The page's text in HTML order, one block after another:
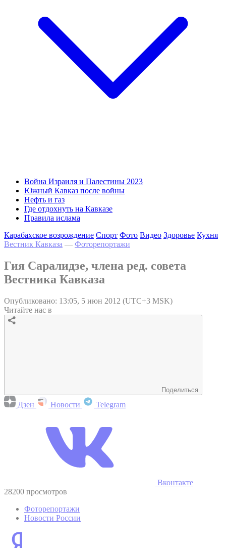
Война Израиля и Палестины 2023
Южный Кавказ после войны
Нефть и газ
Где отдохнуть на Кавказе
Правила ислама
Карабахское возрождение Спорт Фото Видео Здоровье Кухня
Вестник Кавказа — Фоторепортажи
Гия Саралидзе, члена ред. совета
Вестника Кавказа
Опубликовано: 13:05, 5 июн 2012 (UTC+3 MSK)
Читайте нас в
Поделиться
Дзен Новости Telegram
Вконтакте
28200 просмотров
Фоторепортажи
Новости России